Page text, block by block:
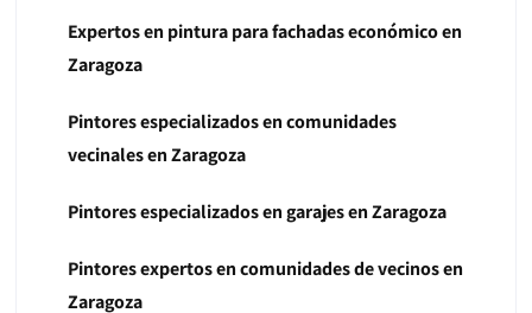
Expertos en pintura para fachadas económico en
Zaragoza
Pintores especializados en comunidades
vecinales en Zaragoza
Pintores especializados en garajes en Zaragoza
Pintores expertos en comunidades de vecinos en
Zaragoza